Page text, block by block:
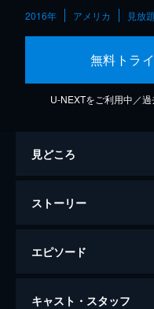
2016年 アメリカ 見放題
無料トラ
U-NEXTをご利用中／
見どころ
ストーリー
エピソード
ラ・ラ・ランド
キャスト・スタッフ